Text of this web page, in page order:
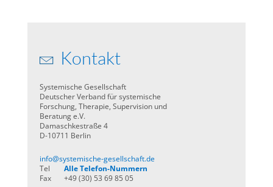
Kontakt
Systemische Gesellschaft
Deutscher Verband für systemische
Forschung, Therapie, Supervision und
Beratung e.V.
Damaschkestraße 4
D-10711 Berlin
info@systemische-gesellschaft.de
Tel
Alle Telefon-Nummern
Fax
+49 (30) 53 69 85 05